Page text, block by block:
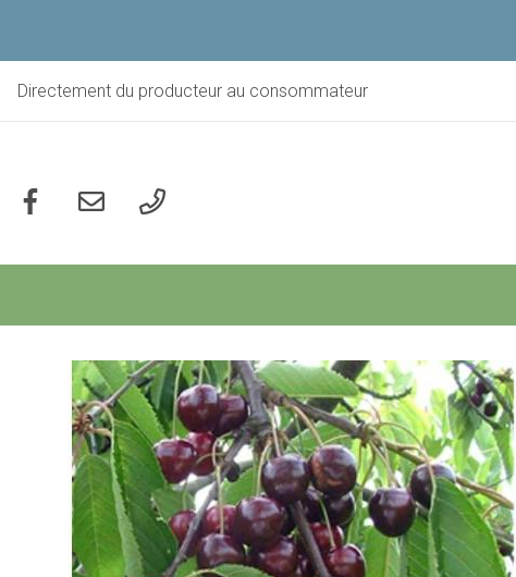
contenu
principal
Directement du producteur au consommateur